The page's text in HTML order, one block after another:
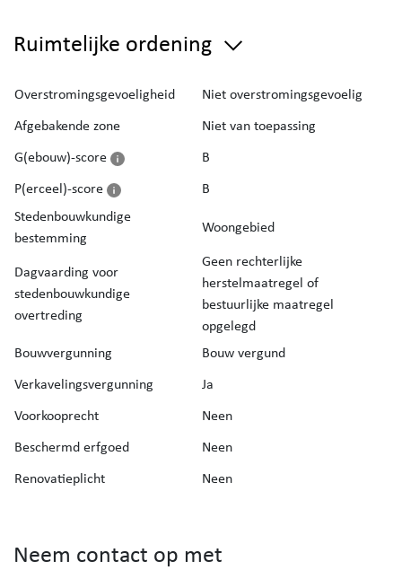
Ruimtelijke ordening
Overstromingsgevoeligheid
Niet overstromingsgevoelig
Afgebakende zone
Niet van toepassing
G(ebouw)-score
B
P(erceel)-score
B
Stedenbouwkundige
bestemming
Woongebied
Dagvaarding voor
stedenbouwkundige
overtreding
Geen rechterlijke
herstelmaatregel of
bestuurlijke maatregel
opgelegd
Bouwvergunning
Bouw vergund
Verkavelingsvergunning
Ja
Voorkooprecht
Neen
Beschermd erfgoed
Neen
Renovatieplicht
Neen
Neem contact op met